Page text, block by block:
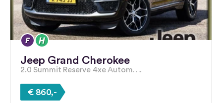
Jeep Grand Cherokee
2.0 Summit Reserve 4xe Autom….
€ 860,-